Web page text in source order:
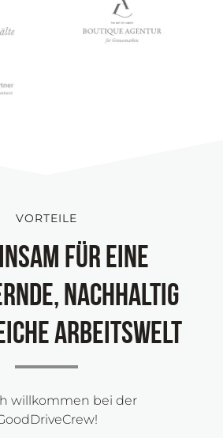
VORTEILE
für eine
nachhaltig
Arbeitswelt
willkommen bei der